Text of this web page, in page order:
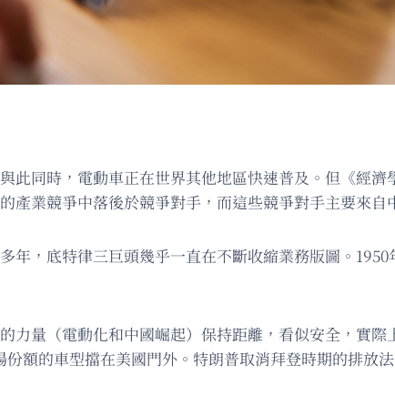
此同時，電動車正在世界其他地區快速普及。但《經
產業競爭中落後於競爭對手，而這些競爭對手主要來自
年，底特律三巨頭幾乎一直在不斷收縮業務版圖。
力量（電動化和中國崛起）保持距離，看似安全，實
額的車型擋在美國門外。特朗普取消拜登時期的排放